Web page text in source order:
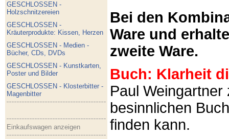
GESCHLOSSEN -
Holzschnitzereien
GESCHLOSSEN -
Kräuterprodukte: Kissen, Herzen
GESCHLOSSEN - Medien -
Bücher, CDs, DVDs
GESCHLOSSEN - Kunstkarten,
Poster und Bilder
GESCHLOSSEN - Klosterbitter -
Magenbitter
Einkaufswagen anzeigen
Bei den
Ware und
zweite Ware.
Buch: Klarheit
Paul
besinnlichen
finden kann.